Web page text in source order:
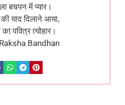
बचपन में प्यार।
की याद दिलाने आया,
पवित्र त्योहार।
Bandhan